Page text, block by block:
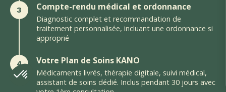
3 Compte-rendu médical et ordonnance
Diagnostic complet et recommandation de
traitement personnalisée, incluant une ordonnance si
approprié
4 Votre Plan de Soins KANO
Médicaments livrés, thérapie digitale, suivi médical,
assistant de soins dédié. Inclus pendant 30 jours avec